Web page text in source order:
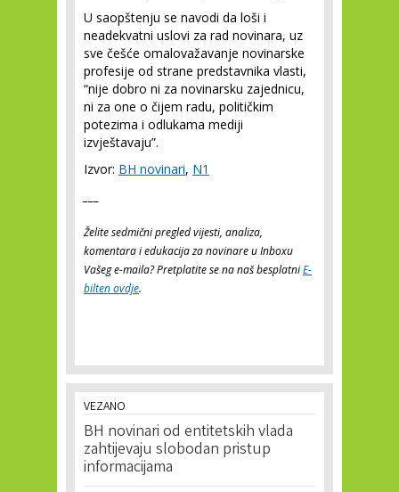
U saopštenju se navodi da loši i
neadekvatni uslovi za rad novinara, uz
sve češće omalovažavanje novinarske
profesije od strane predstavnika vlasti,
“nije dobro ni za novinarsku zajednicu,
ni za one o čijem radu, političkim
potezima i odlukama mediji
izvještavaju”.
Izvor: BH novinari, N1
Želite sedmični pregled vijesti, analiza,
komentara i edukacija za novinare u Inboxu
Vašeg e-maila? Pretplatite se na naš besplatniE-
bilten ovdje.
VEZANO
BH novinari od entitetskih vlada
zahtijevaju slobodan pristup
informacijama